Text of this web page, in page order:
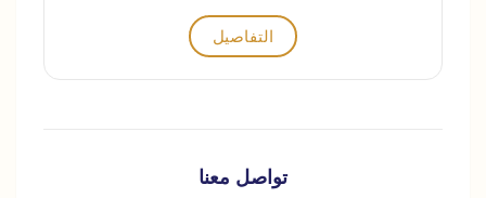
التفاصيل
تواصل معنا